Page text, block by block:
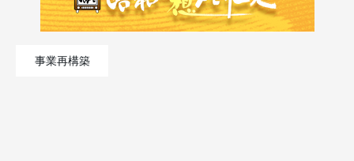
事業再構築